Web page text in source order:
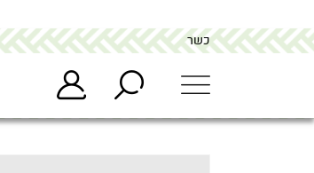
כשר
מוצרים>פירה כמהין